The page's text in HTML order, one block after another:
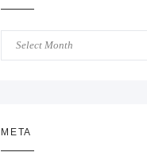
Arhiva
META